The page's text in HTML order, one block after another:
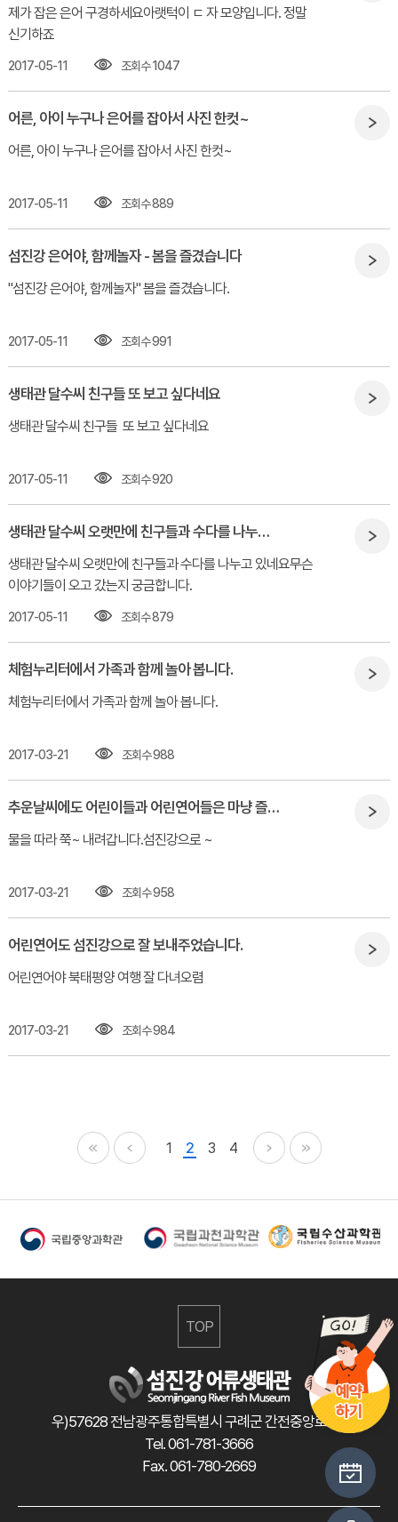
제가 잡은 은어 구경하세요아랫턱이 ㄷ 자 모양입니다. 정말
신기하죠
2017-05-11 조회수 1047
어른, 아이 누구나 은어를 잡아서 사진 한컷~
어른, 아이 누구나 은어를 잡아서 사진 한컷~​
2017-05-11 조회수 889
섬진강 은어야, 함께놀자 - 봄을 즐겼습니다
"섬진강 은어야, 함께놀자" 봄을 즐겼습니다.​
2017-05-11 조회수 991
생태관 달수씨 친구들 또 보고 싶다네요
생태관 달수씨 친구들 또 보고 싶다네요​
2017-05-11 조회수 920
생태관 달수씨 오랫만에 친구들과 수다를 나누고 있네요
생태관 달수씨 오랫만에 친구들과 수다를 나누고 있네요무슨
이야기들이 오고 갔는지 궁금합니다.
2017-05-11 조회수 879
체험누리터에서 가족과 함께 놀아 봅니다.
체험누리터에서 가족과 함께 놀아 봅니다.​
2017-03-21 조회수 988
추운날씨에도 어린이들과 어린연어들은 마냥 즐겁기만 합니다.
물을 따라 쭉~ 내려갑니다.섬진강으로 ~
2017-03-21 조회수 958
어린연어도 섬진강으로 잘 보내주었습니다.
어린연어야 북태평양 여행 잘 다녀오렴​
2017-03-21 조회수 984
1 2 3 4
우)57628 전남광주통합특별시 구례군 간전중앙로 47
Tel. 061-781-3666
Fax. 061-780-2669
TOP